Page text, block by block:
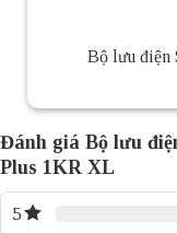
Bộ lưu điện
Đánh giá Bộ lưu
Plus 1KR XL
5